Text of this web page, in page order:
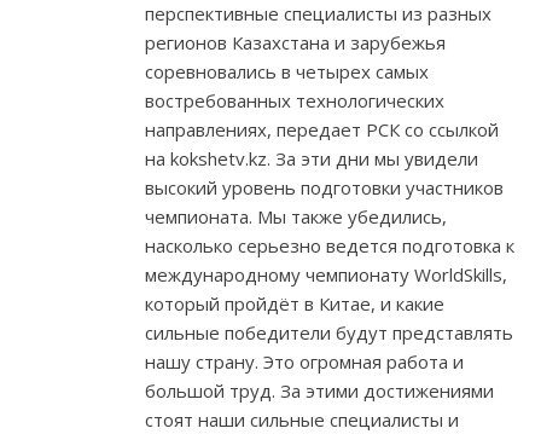
перспективные специалисты из разных
регионов Казахстана и зарубежья
соревновались в четырех самых
востребованных технологических
направлениях, передает РСК со ссылкой
на kokshetv.kz. За эти дни мы увидели
высокий уровень подготовки участников
чемпионата. Мы также убедились,
насколько серьезно ведется подготовка к
международному чемпионату WorldSkills,
который пройдёт в Китае, и какие
сильные победители будут представлять
нашу страну. Это огромная работа и
большой труд. За этими достижениями
стоят наши сильные специалисты и